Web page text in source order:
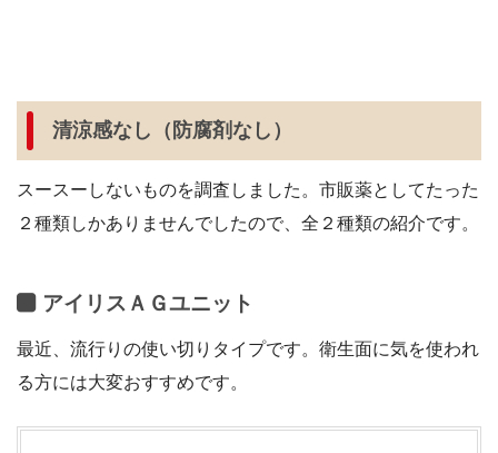
清涼感なし（防腐剤なし）
スースーしないものを調査しました。市販薬としてたった
２種類しかありませんでしたので、全２種類の紹介です。
アイリスＡＧユニット
最近、流行りの使い切りタイプです。衛生面に気を使われ
る方には大変おすすめです。